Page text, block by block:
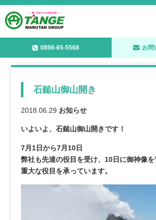
0898-65-5568 お問
石鎚山御山開き
2018.06.29 お知らせ
いよいよ、石鎚山御山開きです！
7月1日から7月10日
弊社も先達の役目を受け、10日に御神像
重大な役目を承っています。